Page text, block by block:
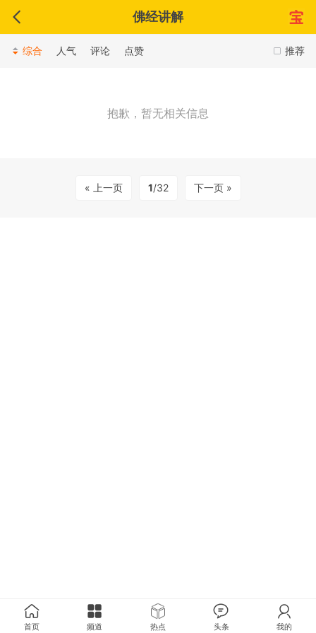
佛经讲解
推荐
综合 人气 评论 点赞
抱歉，暂无相关信息
« 上一页 1/32 下一页 »
首页 频道 热点 头条 我的